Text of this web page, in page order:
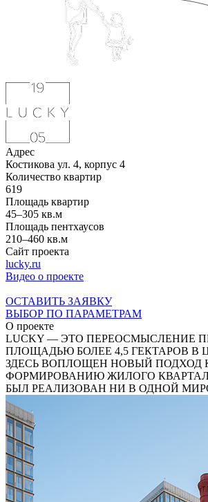
Адрес
Костикова ул. 4, корпус 4
Количество квартир
619
Площадь квартир
45–305 кв.м
Площадь пентхаусов
210–460 кв.м
Сайт проекта
lucky.ru
Видео о проекте
ОСТАВИТЬ ЗАЯВКУ
ВЫБОР ПО ПАРАМЕТРАМ
О проекте
LUCKY — ЭТО ПЕРЕОСМЫСЛЕНИЕ
ПЛОЩАДЬЮ БОЛЕЕ 4,5 ГЕКТАРОВ В
ЗДЕСЬ ВОПЛОЩЕН НОВЫЙ ПОДХОД
ФОРМИРОВАНИЮ ЖИЛОГО
БЫЛ РЕАЛИЗОВАН НИ В ОДНОЙ